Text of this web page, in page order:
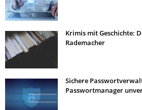
Krimis mit Geschichte:
Rademacher
Sichere
Passwortmanager